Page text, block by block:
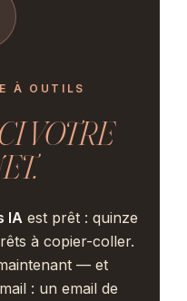
À OUTILS
VOTRE
IA est prêt : quinze
à copier-coller.
— et
: un email de